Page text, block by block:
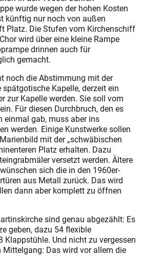
wurde wegen der hohen Kosten
künftig nur noch von außen
Platz. Die Stufen vom Kirchenschiff
wird über eine kleine Rampe
drinnen auch für
gemacht.
noch die Abstimmung mit der
Kapelle, derzeit ein
zur Kapelle werden. Sie soll vom
Für diesen Durchbruch, den es
einmal gab, muss aber ins
werden. Einige Kunstwerke sollen
mit der „schwäbischen
Platz erhalten. Dazu
versetzt werden. Ältere
sich die in den 1960er-
aus Metall zurück. Das wird
dann aber komplett zu öffnen
sind genau abgezählt: Es
geben, dazu 54 flexible
Und nicht zu vergessen
Das wird vor allem die